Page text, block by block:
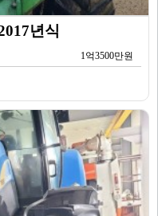
년식
1억3500만원